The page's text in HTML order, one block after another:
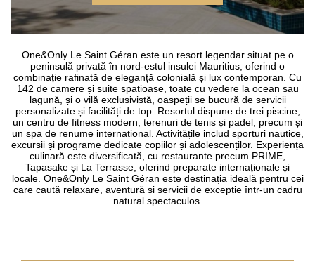
One&Only Le Saint Géran este un resort legendar situat pe o
peninsulă privată în nord-estul insulei Mauritius, oferind o
combinație rafinată de eleganță colonială și lux contemporan. Cu
142 de camere și suite spațioase, toate cu vedere la ocean sau
lagună, și o vilă exclusivistă, oaspeții se bucură de servicii
personalizate și facilități de top. Resortul dispune de trei piscine,
un centru de fitness modern, terenuri de tenis și padel, precum și
un spa de renume internațional. Activitățile includ sporturi nautice,
excursii și programe dedicate copiilor și adolescenților. Experiența
culinară este diversificată, cu restaurante precum PRIME,
Tapasake și La Terrasse, oferind preparate internaționale și
locale. One&Only Le Saint Géran este destinația ideală pentru cei
care caută relaxare, aventură și servicii de excepție într-un cadru
natural spectaculos.